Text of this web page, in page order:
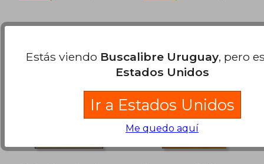
Estás viendo Buscalibre Uruguay, pero
Estados Unidos
Ir a Estados Unidos
Me quedo aquí